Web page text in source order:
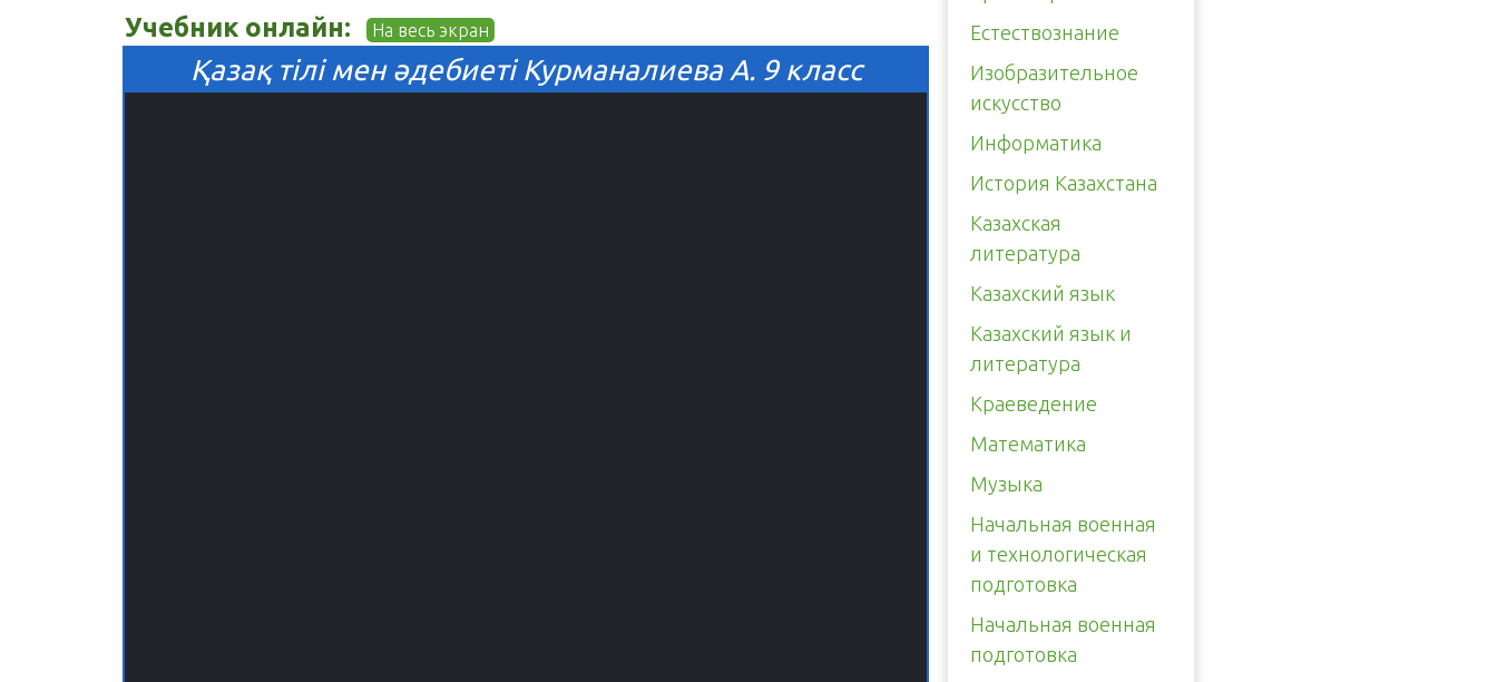
Учебник онлайн: На весь экран
Қазақ тілі мен әдебиеті Курманалиева А. 9 класс
Естествознание
Изобразительное
искусство
Информатика
История Казахстана
Казахская
литература
Казахский язык
Казахский язык и
литература
Краеведение
Математика
Музыка
Начальная военная
и технологическая
подготовка
Начальная военная
подготовка